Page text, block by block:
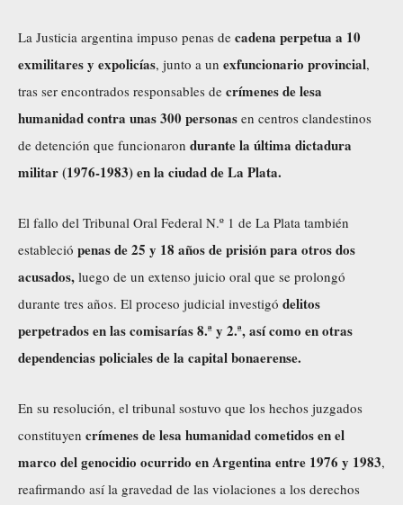
La Justicia argentina impuso penas de cadena perpetua a 10
exmilitares y expolicías, junto a un exfuncionario provincial,
tras ser encontrados responsables de crímenes de lesa
humanidad contra unas 300 personas en centros clandestinos
de detención que funcionaron durante la última dictadura
militar (1976-1983) en la ciudad de La Plata.
El fallo del Tribunal Oral Federal N.º 1 de La Plata también
estableció penas de 25 y 18 años de prisión para otros dos
acusados, luego de un extenso juicio oral que se prolongó
durante tres años. El proceso judicial investigó delitos
perpetrados en las comisarías 8.ª y 2.ª, así como en otras
dependencias policiales de la capital bonaerense.
En su resolución, el tribunal sostuvo que los hechos juzgados
constituyen crímenes de lesa humanidad cometidos en el
marco del genocidio ocurrido en Argentina entre 1976 y 1983,
reafirmando así la gravedad de las violaciones a los derechos